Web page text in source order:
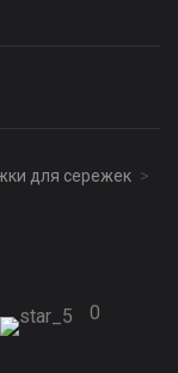
для сережек
0